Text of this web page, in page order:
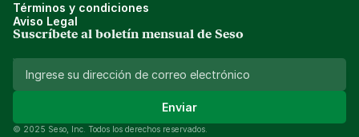
Términos y condiciones
Aviso Legal
© 2025 Seso, Inc. Todos los derechos reservados.
Suscríbete al boletín mensual de Seso
Enviar